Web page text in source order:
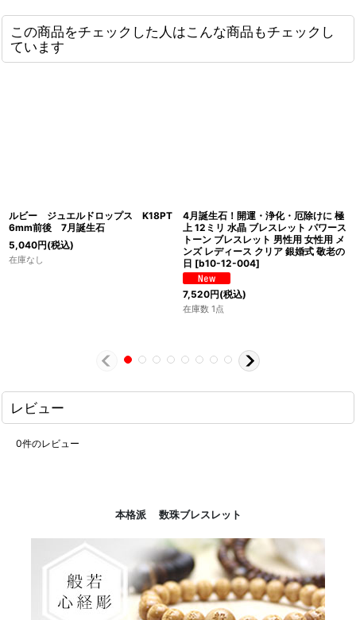
この商品をチェックした人はこんな商品もチェックし
ています
ルビー ジュエルドロップス K18PT
6mm前後 7月誕生石
5,040円(税込)
在庫なし
4月誕生石！開運・浄化・厄除けに 極
上 12ミリ 水晶 ブレスレット パワース
トーン ブレスレット 男性用 女性用 メ
ンズ レディース クリア 銀婚式 敬老の
日 [b10-12-004]
7,520円(税込)
在庫数 1点
レビュー
0件のレビュー
本格派 数珠ブレスレット